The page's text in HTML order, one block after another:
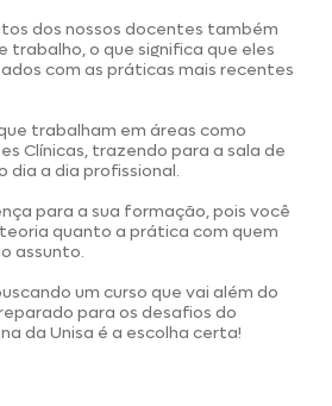
curso de Biomedicina da Unisa.
mais satisfeitos com a nossa
dos nossos docentes também
trabalho, o que significa que eles
com as práticas mais recentes
trabalham em áreas como
Clínicas, trazendo para a sala de
dia a dia profissional.
para a sua formação, pois você
quanto a prática com quem
assunto.
um curso que vai além do
para os desafios do
da Unisa é a escolha certa!